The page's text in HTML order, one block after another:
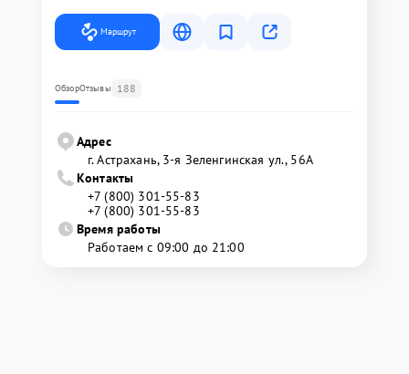
Маршрут
ОбзорОтзывы 188
Адрес
г. Астрахань, 3-я Зеленгинская ул., 56А
Контакты
+7 (800) 301-55-83
+7 (800) 301-55-83
Время работы
Работаем с 09:00 до 21:00